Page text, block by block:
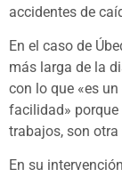
accidentes de
En el caso de
más larga de la
con lo que «es
facilidad» porque
trabajos, son
En su